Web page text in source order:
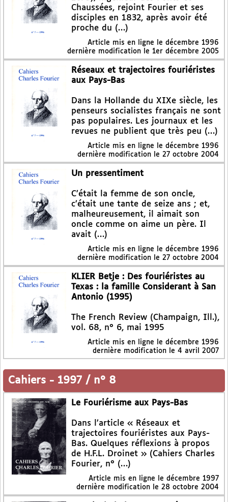
Chaussées, rejoint Fourier et ses
disciples en 1832, après avoir été
proche du (…)
Article mis en ligne le décembre 1996
dernière modification le 1er décembre 2005
Réseaux et trajectoires fouriéristes
aux Pays-Bas
Dans la Hollande du XIXe siècle, les
penseurs socialistes français ne sont
pas populaires. Les journaux et les
revues ne publient que très peu (…)
Article mis en ligne le décembre 1996
dernière modification le 27 octobre 2004
Un pressentiment
C’était la femme de son oncle,
c’était une tante de seize ans ; et,
malheureusement, il aimait son
oncle comme on aime un père. Il
avait (…)
Article mis en ligne le décembre 1996
dernière modification le 27 octobre 2004
KLIER Betje : Des fouriéristes au
Texas : la famille Considerant à San
Antonio (1995)
The French Review (Champaign, Ill.),
vol. 68, n° 6, mai 1995
Article mis en ligne le décembre 1996
dernière modification le 4 avril 2007
Cahiers - 1997 / n° 8
Le Fouriérisme aux Pays-Bas
Dans l’article « Réseaux et
trajectoires fouriéristes aux Pays-
Bas. Quelques réflexions à propos
de H.F.L. Droinet » (Cahiers Charles
Fourier, n° (…)
Article mis en ligne le décembre 1997
dernière modification le 28 octobre 2004